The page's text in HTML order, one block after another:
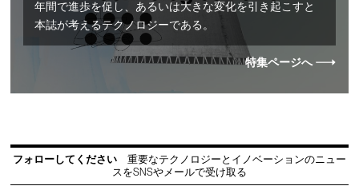
年間で進歩を促し、あるいは大きな変化を引き起こすと
本誌が考えるテクノロジーである。
特集ページへ
フォローしてください
重要なテクノロジーとイノベーションのニュー
スをSNSやメールで受け取る